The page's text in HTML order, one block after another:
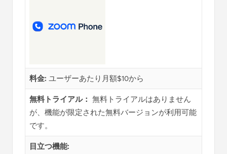
料金: ユーザーあたり月額$10から
無料トライアル： 無料トライアルはありません
が、機能が限定された無料バージョンが利用可能
です。
目立つ機能: